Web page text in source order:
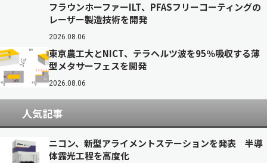
フラウンホーファーILT、PFASフリーコーティングの
レーザー製造技術を開発
2026.08.06
東京農工大とNICT、テラヘルツ波を95％吸収する薄
型メタサーフェスを開発
2026.08.06
人気記事
ニコン、新型アライメントステーションを発表 半導
体露光工程を高度化